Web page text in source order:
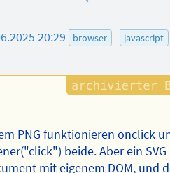
20:29 browser javascript
PNG funktionieren onclick
beide. Aber ein
mit eigenem DOM, und